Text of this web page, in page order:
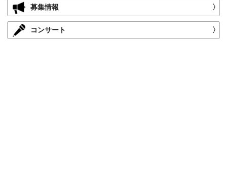
募集情報 〉
コンサート 〉